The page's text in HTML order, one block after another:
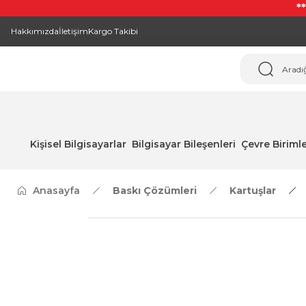
HakkımızdaİletişimKargo Takibi
Kişisel Bilgisayarlar Bilgisayar Bileşenleri Çevre
Anasayfa Baskı Çözümleri Kartuşlar